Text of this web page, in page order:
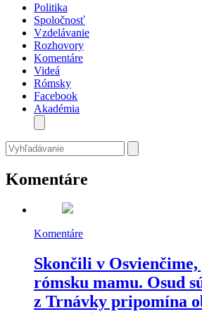
Politika
Spoločnosť
Vzdelávanie
Rozhovory
Komentáre
Videá
Rómsky
Facebook
Akadémia
Komentáre
Komentáre
Skončili v
rómsku mamu. Osud
z Trnávky pripomína